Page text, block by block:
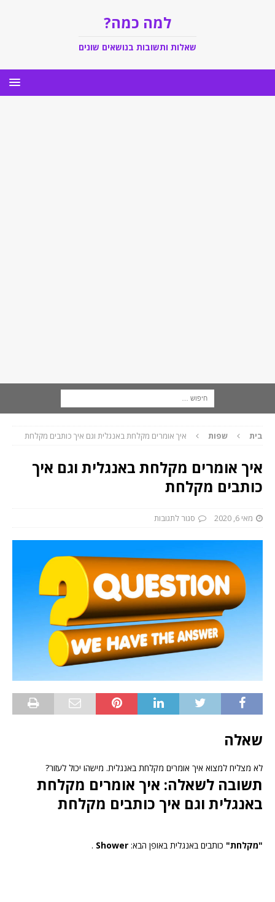
למה כמה?
שאלות ותשובות בנושאים שונים
בית שפות איך אומרים מקלחת באנגלית וגם איך כותבים מקלחת
איך אומרים מקלחת באנגלית וגם איך
כותבים מקלחת
מאי 6, 2020 סגור לתגובות
שאלה
לא מצליח למצוא איך אומרים מקלחת באנגלית. מישהו יכול לעזור?
תשובה לשאלה: איך אומרים מקלחת
באנגלית וגם איך כותבים מקלחת
"מקלחת" כותבים באנגלית באופן הבא: Shower
.